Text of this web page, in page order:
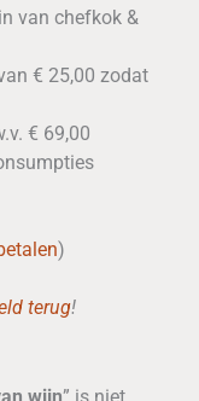
van chefkok &
€ 25,00 zodat
€ 69,00
)
terug!
wijn” is niet